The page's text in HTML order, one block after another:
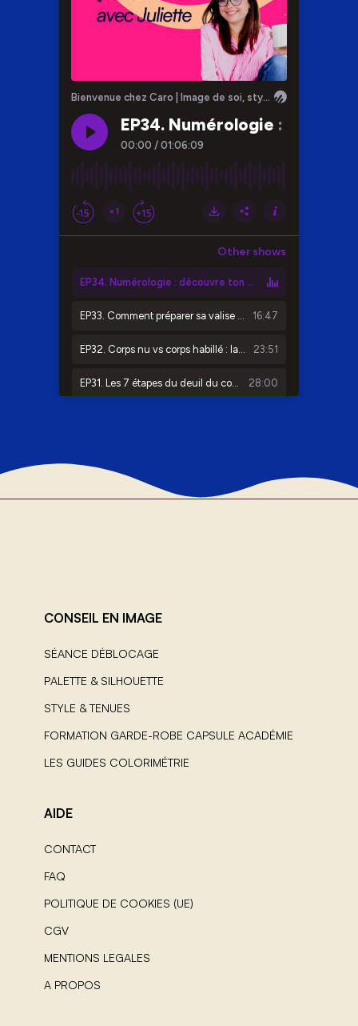
CONSEIL EN IMAGE
SÉANCE DÉBLOCAGE
PALETTE & SILHOUETTE
STYLE & TENUES
FORMATION GARDE-ROBE CAPSULE ACADÉMIE
LES GUIDES COLORIMÉTRIE
AIDE
CONTACT
FAQ
POLITIQUE DE COOKIES (UE)
CGV
MENTIONS LEGALES
A PROPOS